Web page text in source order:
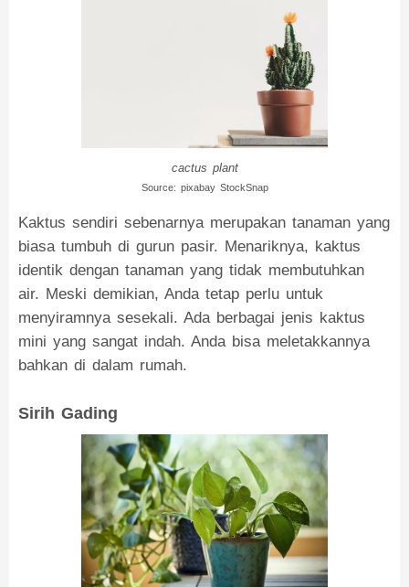
cactus plant
Source: pixabay StockSnap
Kaktus sendiri sebenarnya merupakan tanaman yang
biasa tumbuh di gurun pasir. Menariknya, kaktus
identik dengan tanaman yang tidak membutuhkan
air. Meski demikian, Anda tetap perlu untuk
menyiramnya sesekali. Ada berbagai jenis kaktus
mini yang sangat indah. Anda bisa meletakkannya
bahkan di dalam rumah.
Sirih Gading